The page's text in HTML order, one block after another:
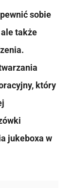
sobie
także
który
jukeboxa w